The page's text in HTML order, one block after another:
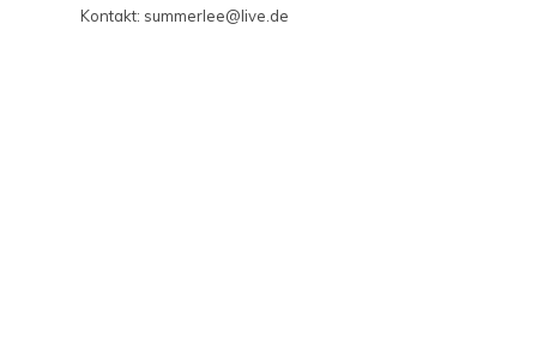
Kontakt: summerlee@live.de